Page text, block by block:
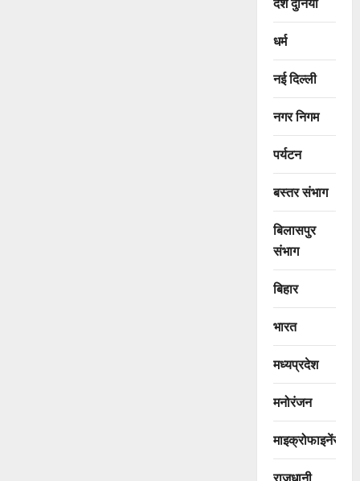
धर्म
नई दिल्ली
नगर निगम
पर्यटन
बस्तर संभाग
बिलासपुर
संभाग
बिहार
भारत
मध्यप्रदेश
मनोरंजन
माइक्रोफाइनेंस